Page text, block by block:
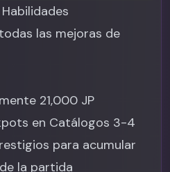
las mejoras de
21,000 JP
en Catálogos 3-4
para acumular
la partida